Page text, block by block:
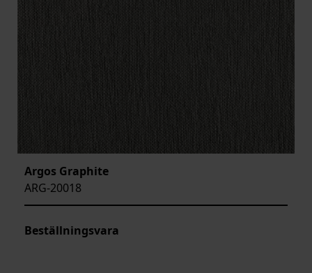
Argos Graphite
ARG-20018
Beställningsvara